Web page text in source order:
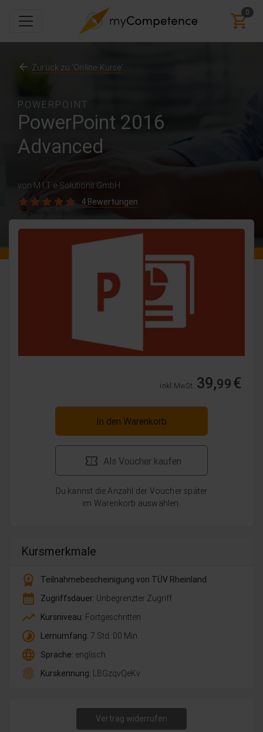
0
POWERPOINT
PowerPoint 2016
Advanced
von M.I.T e-Solutions GmbH
4 Bewertungen
Zurück zu 'Online-Kurse'
inkl. MwSt. 39,99€
In den Warenkorb
Als Voucher kaufen
Du kannst die Anzahl der Voucher später
im Warenkorb auswählen.
Kursmerkmale
workspace_premium
Teilnahmebescheinigung von TÜV Rheinland
calendar_month Zugriffsdauer: Unbegrenzter Zugriff
trending_up Kursniveau: Fortgeschritten
timelapse Lernumfang: 7 Std. 00 Min.
language Sprache: englisch
fingerprint Kurskennung: LBGzqvQeKv
Vertrag widerrufen